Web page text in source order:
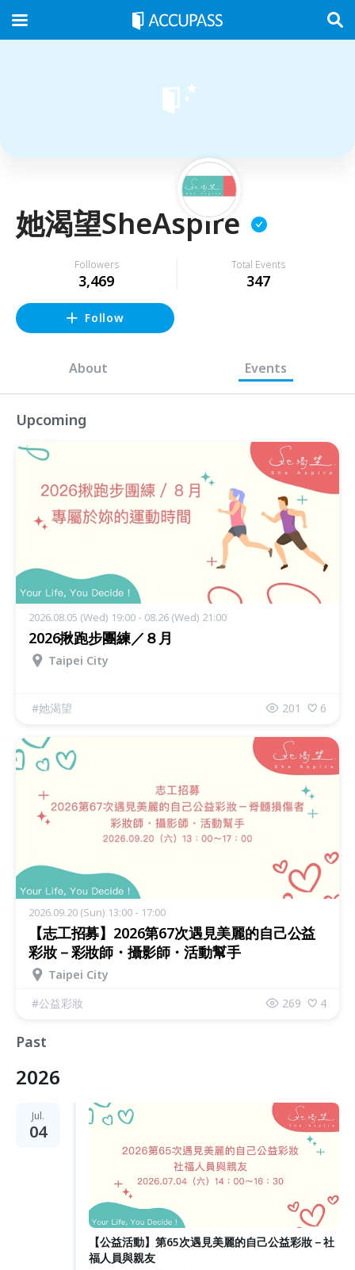
她渴望SheAspire
Followers
3,469
Total Events
347
Follow
About Events
Upcoming
2026.08.05 (Wed) 19:00 - 08.26 (Wed) 21:00
2026揪跑步團練／８月
Taipei City
#她渴望 201 6
2026.09.20 (Sun) 13:00 - 17:00
【志工招募】2026第67次遇見美麗的自己公益
彩妝－彩妝師・攝影師・活動幫手
Taipei City
#公益彩妝 269 4
Past
2026
Jul.
04
【公益活動】第65次遇見美麗的自己公益彩妝－社
福人員與親友